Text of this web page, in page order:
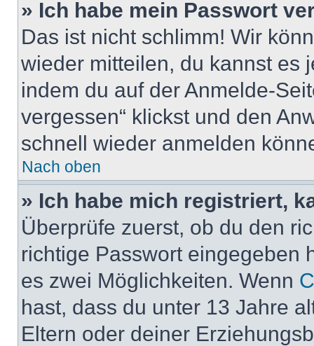
» Ich habe mein Passwort
Das ist nicht schlimm! Wir
wieder mitteilen, du kannst es
indem du auf der Anmelde-
vergessen“ klickst und den
schnell wieder anmelden
Nach oben
» Ich habe mich registriert,
Überprüfe zuerst, ob du den
richtige Passwort eingegeben
es zwei Möglichkeiten. Wenn
hast, dass du unter 13 Jahre
Eltern oder deiner